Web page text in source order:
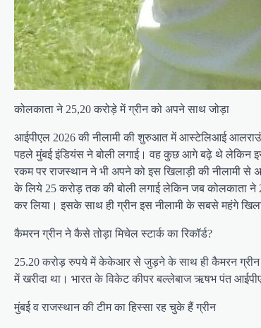
कोलकाता ने 25,20 करोड़े में ग्रीन को अपने साथ जोड़ा
आईपीएल 2026 की नीलामी की शुरुआत में आस्टेलिआई
पहले मुंबई इंडियंस ने बोली लगाई। वह कुछ आगे बढ़े थे लेकिन
रकम पर राजस्थान ने भी अपने को इस खिलाड़ी की
के लिये 25 करोड़ तक की बोली लगाई लेकिन जब कोलकाता ने
कर लिया। इसके साथ ही ग्रीन इस नीलामी के सबसे महंगे
कैमरन ग्रीन ने कैसे तोड़ा मिचेल स्टार्क का रिकॉर्ड?
25.20 करोड़ रुपये में केकेआर से जुड़ने के साथ ही कैमरन ग्रीन
में खरीदा था। भारत के विकेट कीपर बल्लेबाज ऋषभ पंत
मुंबई व राजस्थान की टीम का हिस्सा रह चुके हैं ग्रीन